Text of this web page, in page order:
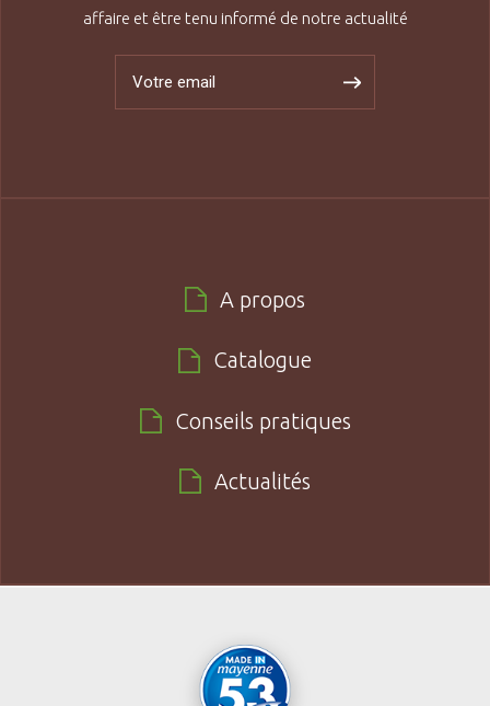
affaire et être tenu informé de notre actualité
A propos
Catalogue
Conseils pratiques
Actualités